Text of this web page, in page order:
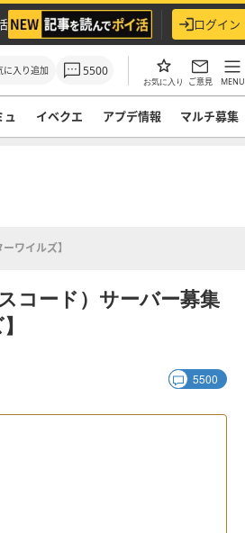
ログイン
に入り追加 5500
お気に入り ご意見 MENU
ュ イベクエ アプデ情報 マルチ募集
ワイルズ】
コード）サーバー募集
5500